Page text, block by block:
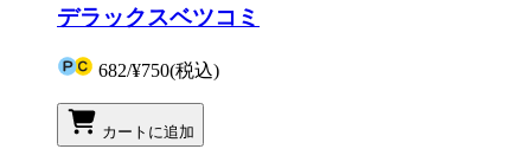
デラックスベツコミ
682/¥750(税込)
カートに追加